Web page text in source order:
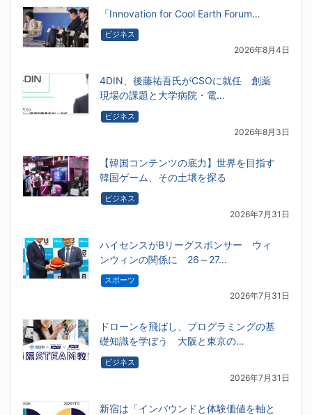
「Innovation for Cool Earth Forum…
ビジネス
2026年8月4日
4DIN、後藤祐吾氏がCSOに就任 創薬
現場の課題と大学病院・電…
ビジネス
2026年8月3日
【韓国コンテンツの底力】世界を目指す
韓国ゲーム、その土壌を探る
ビジネス
2026年7月31日
ハイセンスがBリーグスポンサー ウィ
ンウィンの関係に 26～27…
スポーツ
2026年7月31日
ドローンを飛ばし、プログラミングの基
礎知識を学ぼう 大阪と東京の…
ビジネス
2026年7月31日
新宿は「インバウンドと体験価値を軸と